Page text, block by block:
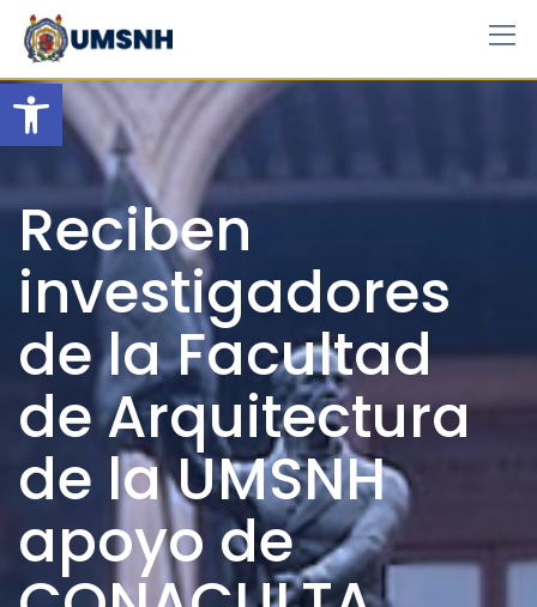
Open toolbar
Skip
content
Reciben
investigadores
de la Facultad
de Arquitectura
de la UMSNH
apoyo de